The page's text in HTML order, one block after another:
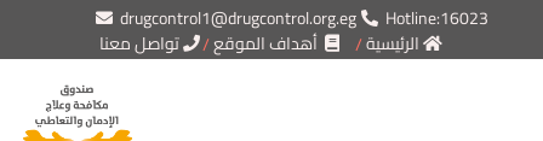
drugcontrol1@drugcontrol.org.eg
Hotline:16023
الرئيسية
أهداف الموقع تواصل معنا